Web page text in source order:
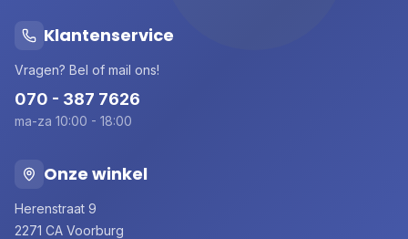
Klantenservice
Vragen? Bel of mail ons!
070 - 387 7626
ma-za 10:00 - 18:00
Onze winkel
Herenstraat 9
2271 CA Voorburg